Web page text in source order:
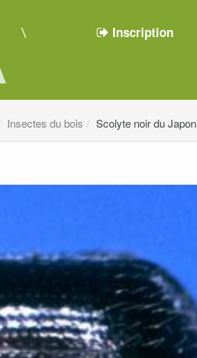
Inscription
Insectes du bois Scolyte noir du Japon